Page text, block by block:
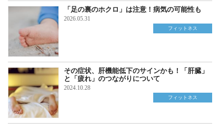
「足の裏のホクロ」は注意！病気の可能性も
2026.05.31
フィットネス
その症状、肝機能低下のサインかも！「肝臓」
と「疲れ」のつながりについて
2024.10.28
フィットネス